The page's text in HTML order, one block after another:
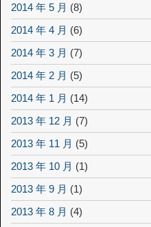
2014 年 5 月 (8)
2014 年 4 月 (6)
2014 年 3 月 (7)
2014 年 2 月 (5)
2014 年 1 月 (14)
2013 年 12 月 (7)
2013 年 11 月 (5)
2013 年 10 月 (1)
2013 年 9 月 (1)
2013 年 8 月 (4)